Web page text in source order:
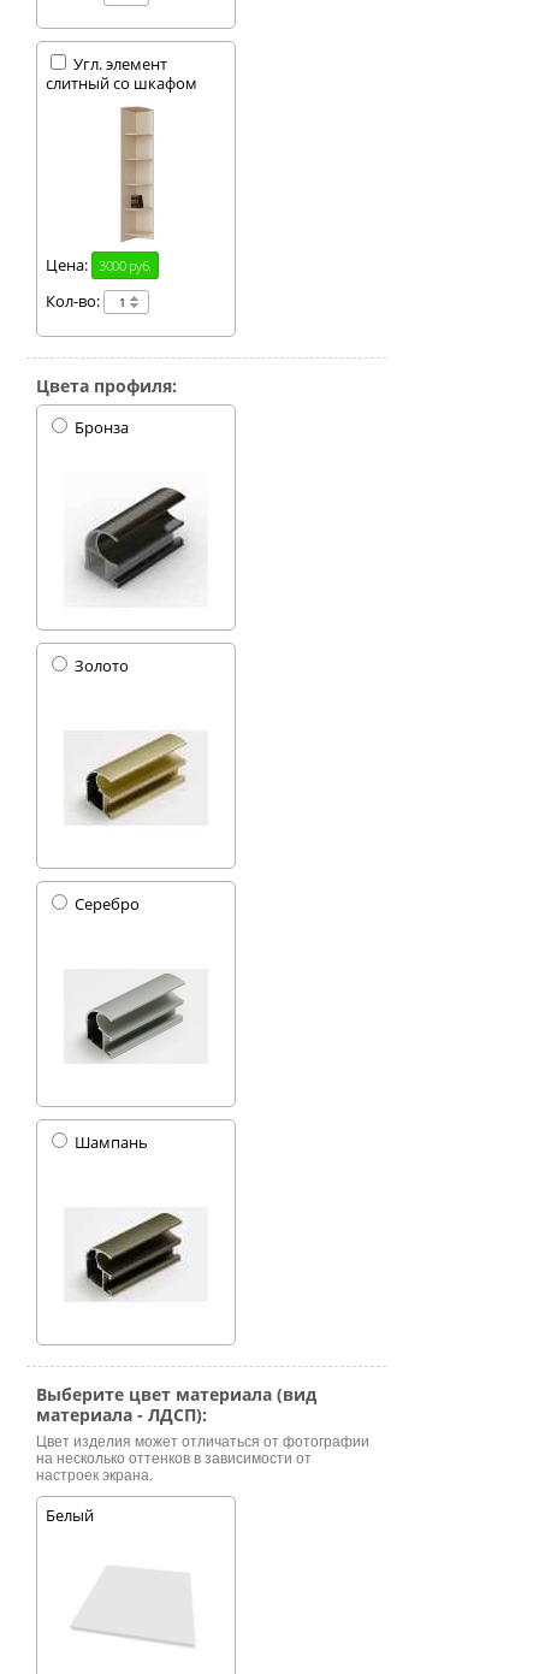
Угл. элемент
слитный со шкафом
Цена: 3000 руб.
Кол-во:
Цвета профиля:
Бронза
Золото
Серебро
Шампань
Выберите цвет материала (вид
материала - ЛДСП):
Цвет изделия может отличаться от фотографии
на несколько оттенков в зависимости от
настроек экрана.
Белый